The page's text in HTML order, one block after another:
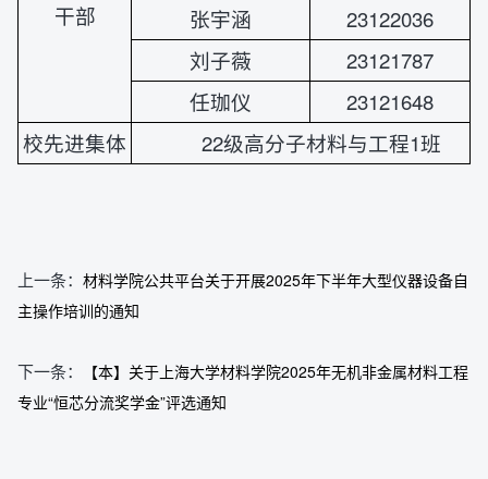
干部
张宇涵
23122036
刘子薇
23121787
任珈仪
23121648
校先进集体
22级高分子材料与工程1班
上一条： 材料学院公共平台关于开展2025年下半年大型仪器设备自
主操作培训的通知
下一条：
【本】关于上海大学材料学院2025年无机非金属材料工程
专业“恒芯分流奖学金”评选通知